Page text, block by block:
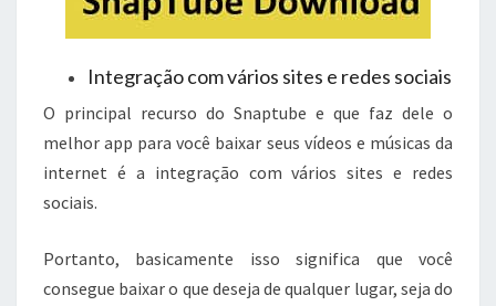
Integração com vários sites e redes sociais
O principal recurso do Snaptube e que faz dele o
melhor app para você baixar seus vídeos e músicas da
internet é a integração com vários sites e redes
sociais.
Portanto, basicamente isso significa que você
consegue baixar o que deseja de qualquer lugar, seja do